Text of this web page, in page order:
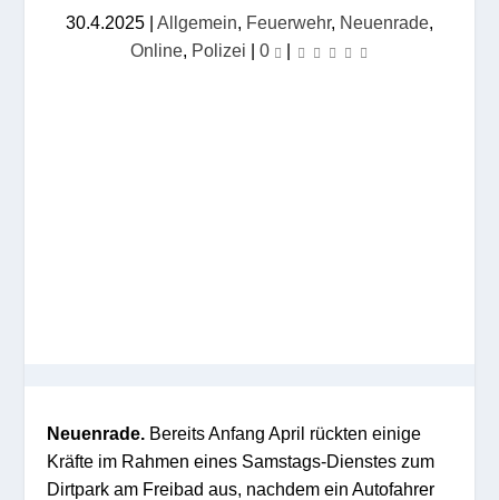
30.4.2025 | Allgemein, Feuerwehr, Neuenrade,
Online, Polizei | 0 |
Neuenrade. Bereits Anfang April rückten einige
Kräfte im Rahmen eines Samstags-Dienstes zum
Dirtpark am Freibad aus, nachdem ein Autofahrer